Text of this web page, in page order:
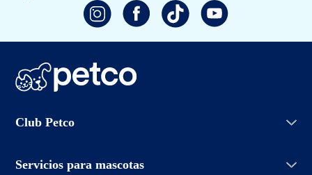
Club Petco
Iniciar sesión
Promociones
Servicios para mascotas
Grooming Salon